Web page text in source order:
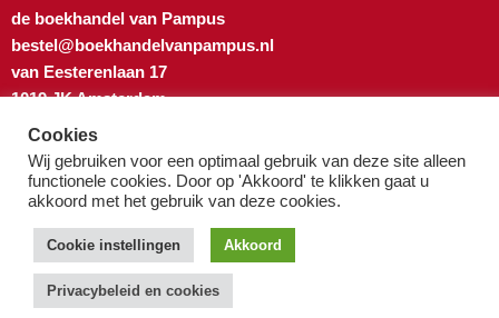
de boekhandel van Pampus
bestel@boekhandelvanpampus.nl
van Eesterenlaan 17
1019 JK Amsterdam
u appt ons 06 1544 8310
u belt ons 020 419 3023
Algemene Voorwaarden
Privacy-beleid & cookies
Cookies
Wij gebruiken voor een optimaal gebruik van deze site alleen
functionele cookies. Door op 'Akkoord' te klikken gaat u
akkoord met het gebruik van deze cookies.
Cookie instellingen Akkoord
Privacybeleid en cookies